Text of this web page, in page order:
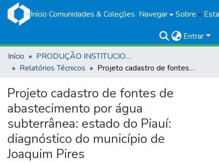
Início Comunidades & Coleções Navegar Sobre
Entrar
Início
PRODUÇÃO INSTITUCIONAL
Relatórios Técnicos
Projeto cadastro de fontes de abastecimento por água subterrânea: estado do Piauí: diagnóstico do município de Joaquim Pires
Projeto cadastro de fontes de
abastecimento por água
subterrânea: estado do Piauí:
diagnóstico do município de
Joaquim Pires